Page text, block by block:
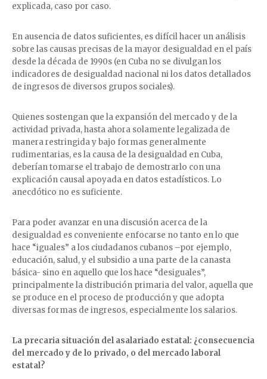
explicada, caso por caso.
En ausencia de datos suficientes, es difícil hacer un análisis
sobre las causas precisas de la mayor desigualdad en el país
desde la década de 1990s (en Cuba no se divulgan los
indicadores de desigualdad nacional ni los datos detallados
de ingresos de diversos grupos sociales).
Quienes sostengan que la expansión del mercado y de la
actividad privada, hasta ahora solamente legalizada de
manera restringida y bajo formas generalmente
rudimentarias, es la causa de la desigualdad en Cuba,
deberían tomarse el trabajo de demostrarlo con una
explicación causal apoyada en datos estadísticos. Lo
anecdótico no es suficiente.
Para poder avanzar en una discusión acerca de la
desigualdad es conveniente enfocarse no tanto en lo que
hace “iguales” a los ciudadanos cubanos –por ejemplo,
educación, salud, y el subsidio a una parte de la canasta
básica- sino en aquello que los hace “desiguales”,
principalmente la distribución primaria del valor, aquella que
se produce en el proceso de producción y que adopta
diversas formas de ingresos, especialmente los salarios.
La precaria situación del asalariado estatal: ¿consecuencia
del mercado y de lo privado, o del mercado laboral
estatal?